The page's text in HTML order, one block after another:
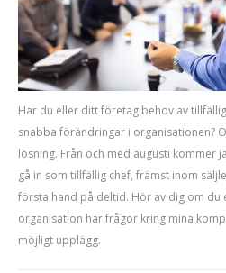
Har du eller ditt företag behov av
snabba förändringar i organisationen?
lösning. Från och med augusti kommer
gå in som tillfällig chef, främst inom
första hand på deltid. Hör av dig om du
organisation har frågor kring mina
möjligt upplägg.